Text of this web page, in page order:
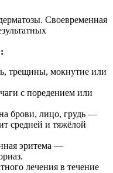
Своевременная
трещины, мокнутие или
с поредением или
брови, лицо, грудь —
средней и тяжёлой
эритема —
лечения в течение